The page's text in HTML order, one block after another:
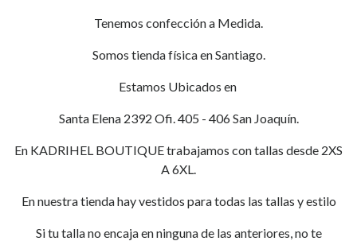
Tenemos confección a Medida.
Somos tienda física en Santiago.
Estamos Ubicados en
Santa Elena 2392 Ofi. 405 - 406 San Joaquín.
En KADRIHEL BOUTIQUE trabajamos con tallas desde 2XS
A 6XL.
En nuestra tienda hay vestidos para todas las tallas y estilo
Si tu talla no encaja en ninguna de las anteriores, no te